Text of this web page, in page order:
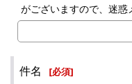
がございますので、迷惑
件名 [必須]